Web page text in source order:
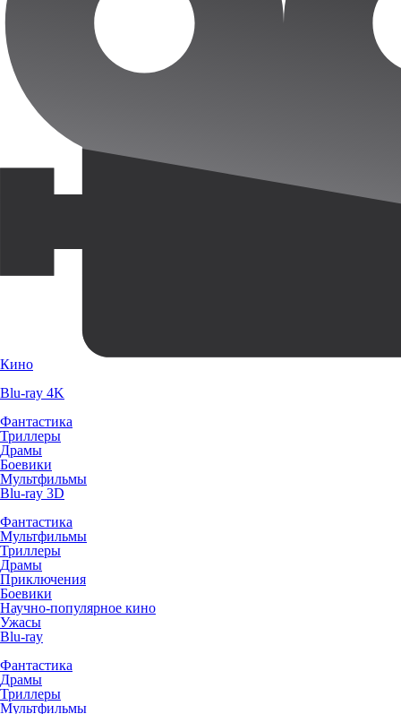
Кино
Blu-ray 4K
Фантастика
Триллеры
Драмы
Боевики
Мультфильмы
Blu-ray 3D
Фантастика
Мультфильмы
Триллеры
Драмы
Приключения
Боевики
Научно-популярное кино
Ужасы
Blu-ray
Фантастика
Драмы
Триллеры
Мультфильмы